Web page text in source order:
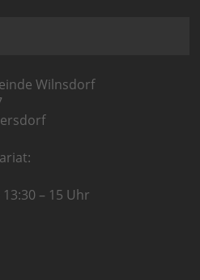
Wilnsdorf
– 15 Uhr